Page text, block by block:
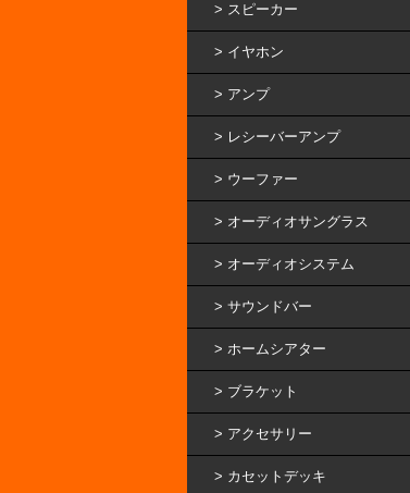
スピーカー
イヤホン
アンプ
レシーバーアンプ
ウーファー
オーディオサングラス
オーディオシステム
サウンドバー
ホームシアター
ブラケット
アクセサリー
カセットデッキ